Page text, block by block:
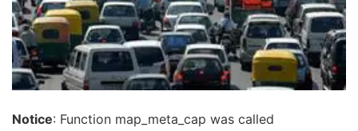
Notice: Function map_meta_cap was called